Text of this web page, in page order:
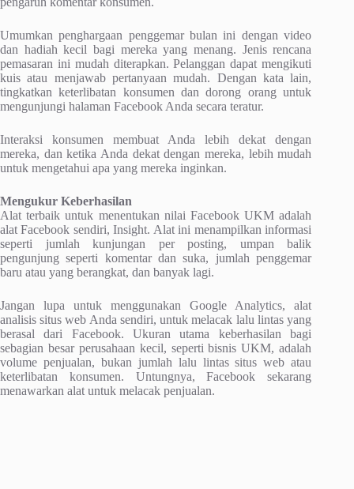
Umumkan penghargaan penggemar bulan ini dengan video
dan hadiah kecil bagi mereka yang menang. Jenis rencana
pemasaran ini mudah diterapkan. Pelanggan dapat mengikuti
kuis atau menjawab pertanyaan mudah. Dengan kata lain,
tingkatkan keterlibatan konsumen dan dorong orang untuk
mengunjungi halaman Facebook Anda secara teratur.
Interaksi konsumen membuat Anda lebih dekat dengan
mereka, dan ketika Anda dekat dengan mereka, lebih mudah
untuk mengetahui apa yang mereka inginkan.
Mengukur Keberhasilan
Alat terbaik untuk menentukan nilai Facebook UKM adalah
alat Facebook sendiri, Insight. Alat ini menampilkan informasi
seperti jumlah kunjungan per posting, umpan balik
pengunjung seperti komentar dan suka, jumlah penggemar
baru atau yang berangkat, dan banyak lagi.
Jangan lupa untuk menggunakan Google Analytics, alat
analisis situs web Anda sendiri, untuk melacak lalu lintas yang
berasal dari Facebook. Ukuran utama keberhasilan bagi
sebagian besar perusahaan kecil, seperti bisnis UKM, adalah
volume penjualan, bukan jumlah lalu lintas situs web atau
keterlibatan konsumen. Untungnya, Facebook sekarang
menawarkan alat untuk melacak penjualan.